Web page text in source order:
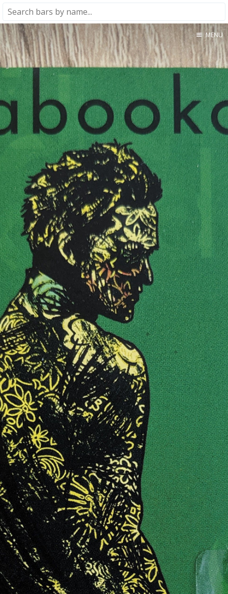
Home
About
★★★★★
★★★★☆
★★★☆☆
★★☆☆☆
★☆☆☆☆
Meta
Privacy Policy
MENU